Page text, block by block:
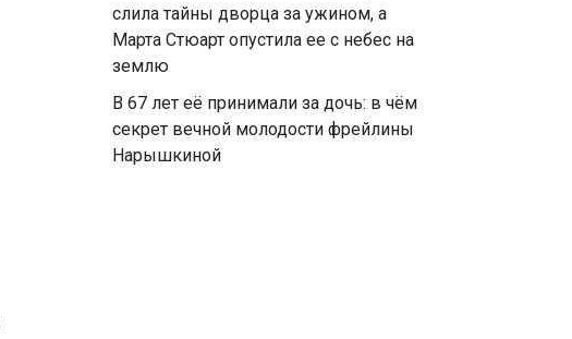
слила тайны дворца за ужином, а
Марта Стюарт опустила ее с небес на
землю
В 67 лет её принимали за дочь: в чём
секрет вечной молодости фрейлины
Нарышкиной